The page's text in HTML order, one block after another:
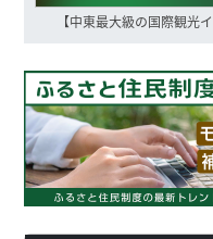
【中東最大級の国際観光